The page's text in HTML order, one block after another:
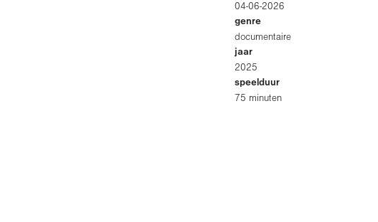
04-06-2026
genre
documentaire
jaar
2025
speelduur
75 minuten